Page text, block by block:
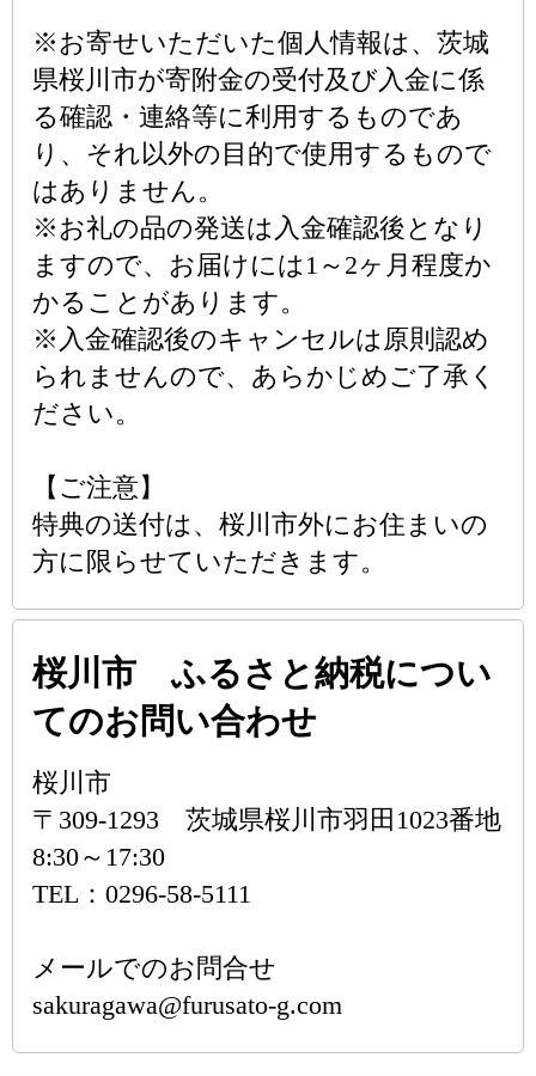
※お寄せいただいた個人情報は、茨城
県桜川市が寄附金の受付及び入金に係
る確認・連絡等に利用するものであ
り、それ以外の目的で使用するもので
はありません。
※お礼の品の発送は入金確認後となり
ますので、お届けには1～2ヶ月程度か
かることがあります。
※入金確認後のキャンセルは原則認め
られませんので、あらかじめご了承く
ださい。
【ご注意】
特典の送付は、桜川市外にお住まいの
方に限らせていただきます。
桜川市 ふるさと納税につい
てのお問い合わせ
桜川市
〒309-1293 茨城県桜川市羽田1023番地
8:30～17:30
TEL：0296-58-5111
メールでのお問合せ
sakuragawa@furusato-g.com